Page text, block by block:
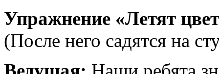
Упражнение «Летят
(После него садятся на